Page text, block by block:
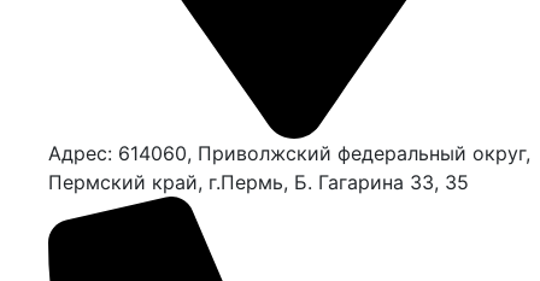
Адрес: 614060, Приволжский федеральный округ,
Пермский край, г.Пермь, Б. Гагарина 33, 35